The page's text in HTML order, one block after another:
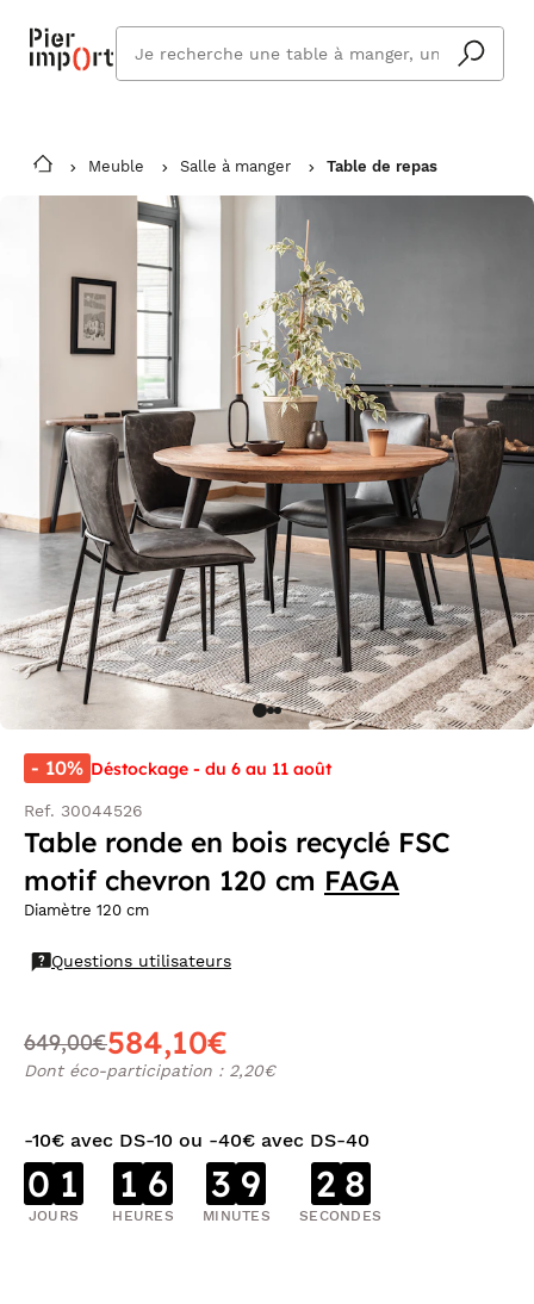
cherchez
vous ?
Meuble Salle à manger Table de repas
- 10% Déstockage - du 6 au 11 août
Ref. 30044526
Table ronde en bois recyclé FSC
motif chevron 120 cm FAGA
Diamètre 120 cm
Questions utilisateurs
649,00€584,10€
Dont éco-participation : 2,20€
-10€ avec DS-10 ou -40€ avec DS-40
0 1
JOURS
1 6
HEURES
3 9
MINUTES
2 8
SECONDES